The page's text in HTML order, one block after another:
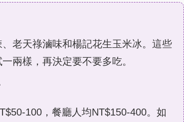
老天祿滷味和楊記花生玉米冰。這些
兩樣，再決定要不要多吃。
100，餐廳人均NT$150-400。如